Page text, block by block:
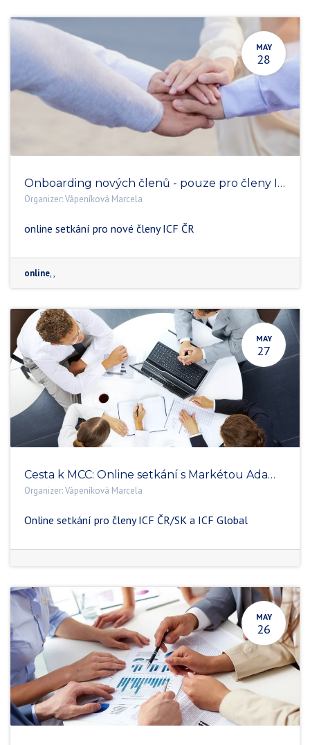
MAY
28
Onboarding nových členů - pouze pro členy ICF ČR
Organizer:Vápeníková Marcela
online setkání pro nové členy ICF ČR
online,,
MAY
27
Cesta k MCC: Online setkání s Markétou Adamíkovou
Organizer:Vápeníková Marcela
Online setkání pro členy ICF ČR/SK a ICF Global
MAY
26